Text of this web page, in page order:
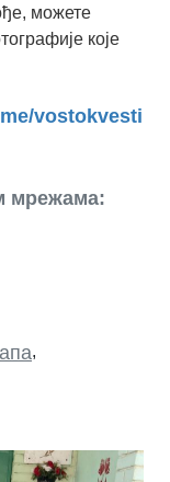
можете
које
vostokvesti
мрежама:
,